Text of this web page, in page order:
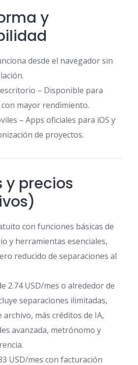
y
desde el navegador sin
– Disponible para
con mayor rendimiento.
– Apps oficiales para iOS y
de proyectos.
y precios
con funciones básicas de
y herramientas esenciales,
reducido de separaciones al
2.74 USD/mes o alrededor de
separaciones ilimitadas,
más créditos de IA,
avanzada, metrónomo y
USD/mes con facturación